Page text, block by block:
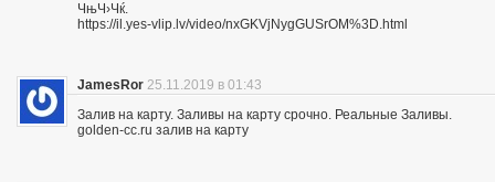
ЧњЧ›Чќ.
https://il.yes-vlip.lv/video/nxGKVjNygGUSrOM%3D.html
JamesRor 25.11.2019 в 01:43
Залив на карту. Заливы на карту срочно. Реальные Заливы.
golden-cc.ru залив на карту